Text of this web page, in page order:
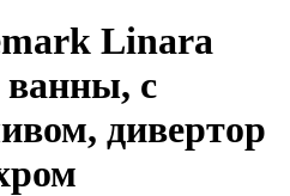
Linara
с
дивертор